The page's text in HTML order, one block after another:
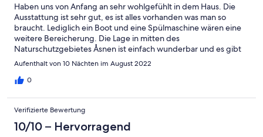
Haben uns von Anfang an sehr wohlgefühlt in dem Haus. Die
Ausstattung ist sehr gut, es ist alles vorhanden was man so
braucht. Lediglich ein Boot und eine Spülmaschine wären eine
weitere Bereicherung. Die Lage in mitten des
Naturschutzgebietes Åsnen ist einfach wunderbar und es gibt
einiges zu entdecken. Die nahegelegene Badestelle am
Kärrasand Camping ist sehr schön und auch für Familien mit
kleinen Kindern geeignet, da der Sandstrand sehr flach abfällt.
Sandstränden und alten Windmühlen ist unbedingt zu
empfehlen.
Aufenthalt von 10 Nächten im August 2022
0
Verifizierte Bewertung
10/10 – Hervorragend